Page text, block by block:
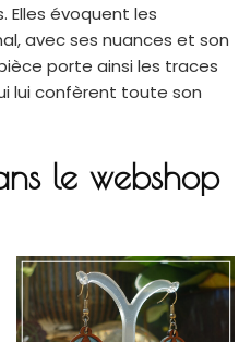
Elles évoquent les
avec ses nuances et son
porte ainsi les traces
lui confèrent toute son
le webshop